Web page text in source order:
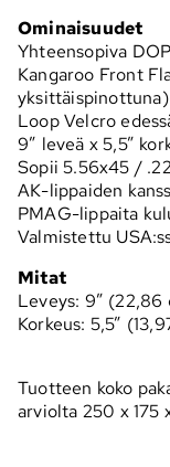
Ominaisuudet
Yhteensopiva
Kangaroo Front
yksittäispinottuna)
Loop Velcro
9” leveä x 5,5”
Sopii 5.56x45 /
AK-lippaiden
PMAG-lippaita
Valmistettu
Mitat
Leveys: 9” (22,86
Korkeus: 5,5”
Tuotteen koko
arviolta 250 x 175